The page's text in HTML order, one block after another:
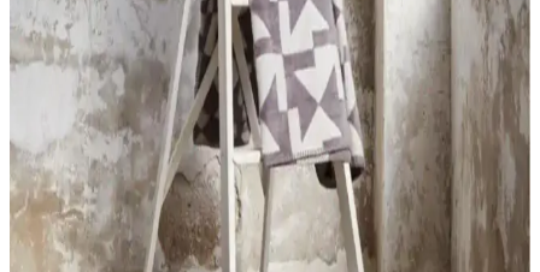
MaisonArt Comfy ve Semecca Lara bornozları, malzeme ve
kullanım özellikleriyle öne çıkıyor. Bu karşılaştırma, ürünlerin kalite,
emicilik ve dayanıklılık gibi yönlerini detaylandırarak doğru seçim
yapmanıza yardımcı olur.
Raschel Halı Balat ve Talia Home Kaymaz Banyo
Paspası Karşılaştırması
İki farklı banyo paspasını detaylı karşılaştırıyoruz. Raschel Halı
Balat ve Talia Home ürünleri, özellikleri ve kullanıcı yorumlarıyla
banyonuza uygun seçimi yapmanıza yardımcı oluyor.